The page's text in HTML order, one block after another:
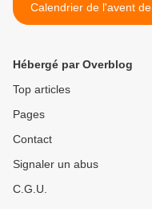
Calendrier de l'avent des
contes
Hébergé par Overblog
Top articles
Pages
Contact
Signaler un abus
C.G.U.